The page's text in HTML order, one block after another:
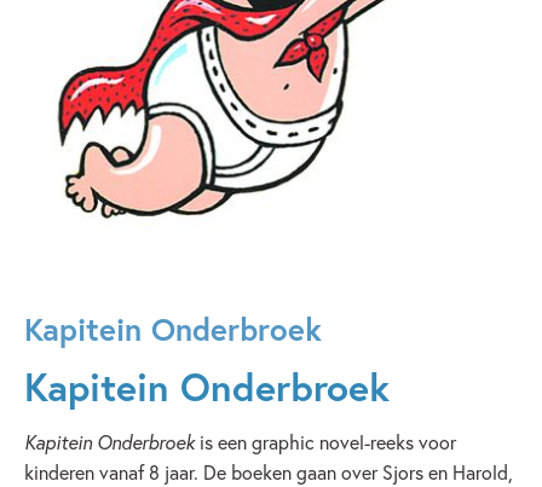
Kapitein Onderbroek
Kapitein Onderbroek
Kapitein Onderbroekis een graphic novel-reeks voor
kinderen vanaf 8 jaar. De boeken gaan over Sjors en Harold,